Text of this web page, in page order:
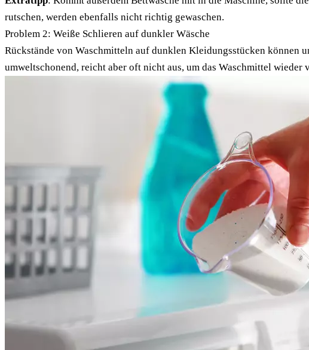
rutschen, werden ebenfalls nicht richtig gewaschen.
Problem 2: Weiße Schlieren auf dunkler Wäsche
Rückstände von Waschmitteln auf dunklen Kleidungsstücken können
umweltschonend, reicht aber oft nicht aus, um das Waschmittel